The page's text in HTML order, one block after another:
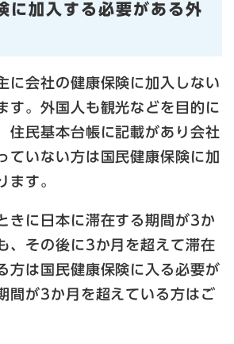
に加入する必要がある外
に会社の健康保険に加入しない
す。外国人も観光などを目的に
住民基本台帳に記載があり会社
ていない方は国民健康保険に加
ます。
きに日本に滞在する期間が3か
、その後に3か月を超えて滞在
方は国民健康保険に入る必要が
間が3か月を超えている方はご